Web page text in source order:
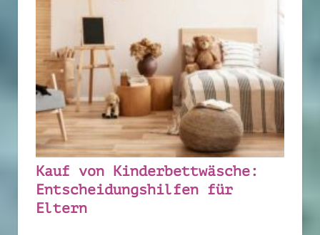
Kauf von Kinderbettwäsche:
Entscheidungshilfen für
Eltern